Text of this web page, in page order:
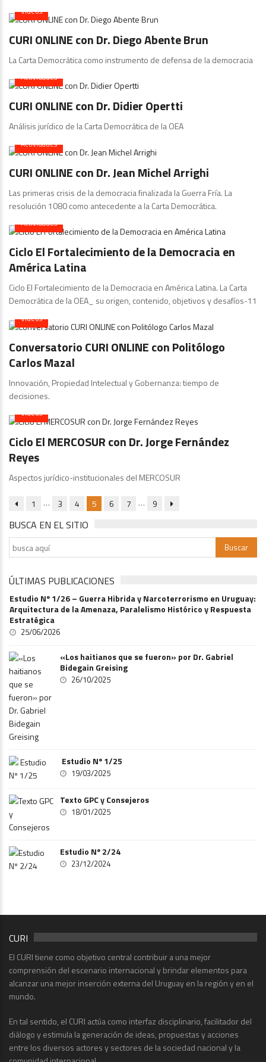
Videos
CURI ONLINE con Dr. Diego Abente Brun
La Carta Democrática como instrumento de defensa de la democracia
Actividades
CURI ONLINE con Dr. Didier Opertti
Análisis jurídico de la Carta Democrática de la OEA
Actividades
CURI ONLINE con Dr. Jean Michel Arrighi
Las primeras crisis de la democracia finalizada la Guerra Fría. La
resolución 1080 como antecedente a la Carta Democrática.
Actividades
Ciclo El Fortalecimiento de la Democracia en
América Latina
Ciclo El Fortalecimiento de la Democracia en América Latina. La Carta
Democrática de la OEA_ su origen, contenido, objetivos y desafíos-11
Videos
Conversatorio CURI ONLINE con Politólogo
Carlos Mazal
Innovación, Propiedad Intelectual y Gobernanza: tiempo de
decisiones.
Videos
Ciclo El MERCOSUR con Dr. Jorge Fernández
Reyes
Aspectos jurídico-institucionales del MERCOSUR
1 … 3 4 5 6 7 … 9
BUSCA EN EL SITIO
ÚLTIMAS PUBLICACIONES
Estudio Nº 1/26 – Guerra Hibrida y Narcoterrorismo en Uruguay:
Arquitectura de la Amenaza, Paralelismo Histórico y Respuesta
Estratégica
25/06/2026
«Los haitianos que se fueron» por Dr. Gabriel
Bidegain Greising
26/10/2025
Estudio Nº 1/25
19/03/2025
Texto GPC y Consejeros
18/01/2025
Estudio Nº 2/24
23/12/2024
CURI
El CURI tiene como objetivo central contribuir a una mejor
comprensión del escenario internacional y brindar elementos para
alcanzar una mejor inserción externa del Uruguay en la región y en el
mundo.
En tal sentido, el CURI actúa como interfaz disciplinario, facilitador del
diálogo y estimula la generación de ideas, propuestas y acciones
entre los diversos actores y sectores de la sociedad nacional y la